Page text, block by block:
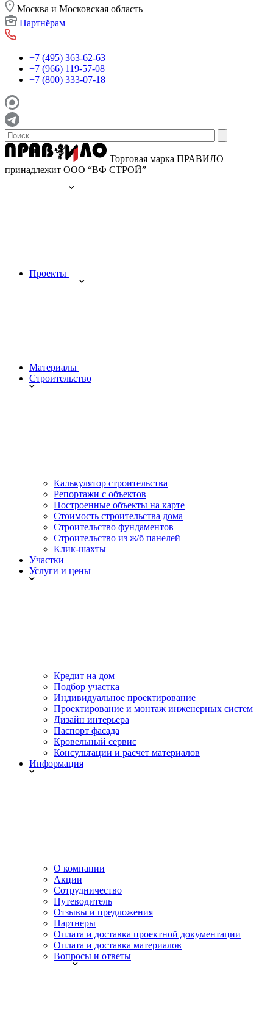
Москва и Московская область
Партнёрам
+7 (495) 363-62-63
+7 (966) 119-57-08
+7 (800) 333-07-18
Торговая марка ПРАВИЛО
принадлежит ООО “ВФ СТРОЙ”
Проекты
Материалы
Строительство
Калькулятор строительства
Репортажи с объектов
Построенные объекты на карте
Стоимость строительства дома
Строительство фундаментов
Строительство из ж/б панелей
Клик-шахты
Участки
Услуги и цены
Кредит на дом
Подбор участка
Индивидуальное проектирование
Проектирование и монтаж инженерных систем
Дизайн интерьера
Паспорт фасада
Кровельный сервис
Консультации и расчет материалов
Информация
О компании
Акции
Сотрудничество
Путеводитель
Отзывы и предложения
Партнеры
Оплата и доставка проектной документации
Оплата и доставка материалов
Вопросы и ответы